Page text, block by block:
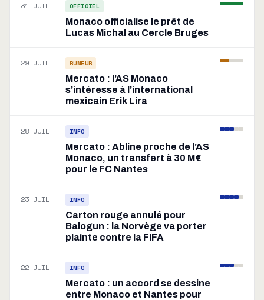
31 JUIL OFFICIEL
Monaco officialise le prêt de
Lucas Michal au Cercle Bruges
29 JUIL RUMEUR
Mercato : l’AS Monaco
s’intéresse à l’international
mexicain Erik Lira
28 JUIL INFO
Mercato : Abline proche de l’AS
Monaco, un transfert à 30 M€
pour le FC Nantes
23 JUIL INFO
Carton rouge annulé pour
Balogun : la Norvège va porter
plainte contre la FIFA
22 JUIL INFO
Mercato : un accord se dessine
entre Monaco et Nantes pour